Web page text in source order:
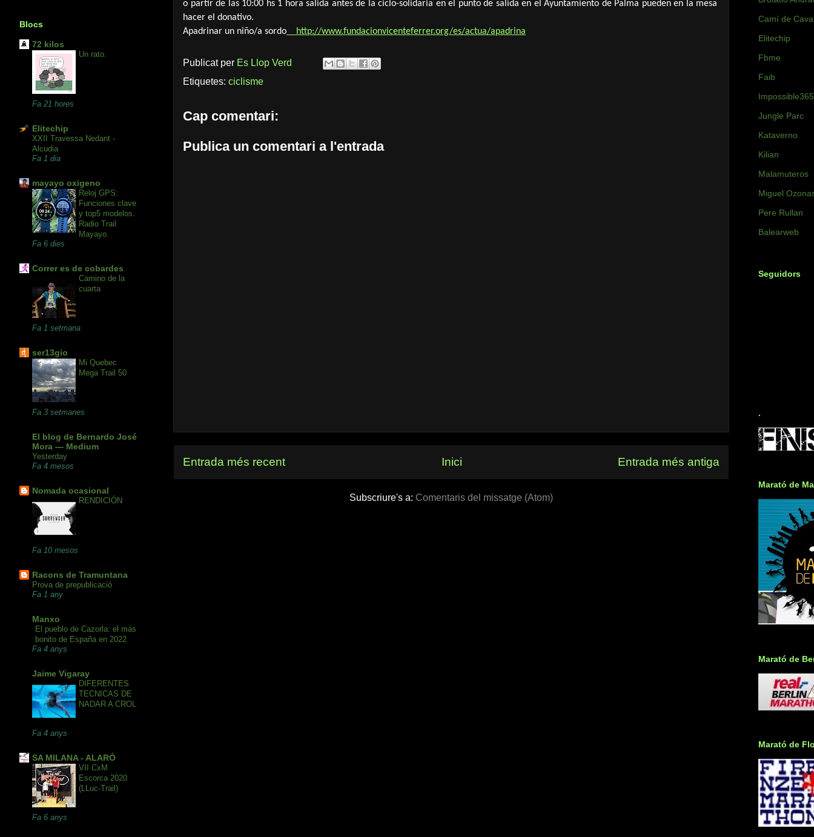
o partir de las 10:00 hs 1 hora salida antes de la ciclo-solidaria en el punto de salida en el Ayuntamiento de Palma pueden en la mesa
hacer el donativo.
Apadrinar un niño/a sordo http://www.fundacionvicenteferrer.org/es/actua/apadrina
Publicat per Es Llop Verd
Etiquetes: ciclisme
Cap comentari:
Publica un comentari a l'entrada
Entrada més recent Entrada més antiga
Inici
Subscriure's a: Comentaris del missatge (Atom)
Blocs
72 kilos
Un rato.
Fa 21 hores
Elitechip
XXII Travessa Nedant -
Alcudia
Fa 1 dia
mayayo oxigeno
Reloj GPS:
Funciones clave
y top5 modelos.
Radio Trail
Mayayo.
Fa 6 dies
Correr es de cobardes
Camino de la
cuarta
Fa 1 setmana
ser13gio
Mi Quebec
Mega Trail 50
Fa 3 setmanes
El blog de Bernardo José
Mora — Medium
Yesterday
Fa 4 mesos
Nomada ocasional
RENDICIÓN
Fa 10 mesos
Racons de Tramuntana
Prova de prepublicació
Fa 1 any
Manxo
El pueblo de Cazorla: el más
bonito de España en 2022
Fa 4 anys
Jaime Vigaray
DIFERENTES
TECNICAS DE
NADAR A CROL
Fa 4 anys
SA MILANA - ALARÓ
VII CxM
Escorca 2020
(LLuc-Trail)
Fa 6 anys
Camí de
Elitechip
Fbme
Faib
Impossible365
Jungle Parc
Kataverno
Kilian
Malamuteros
Miguel
Pere Rullan
Balearweb
Seguidors
.
Marató de
Marató de
Marató de